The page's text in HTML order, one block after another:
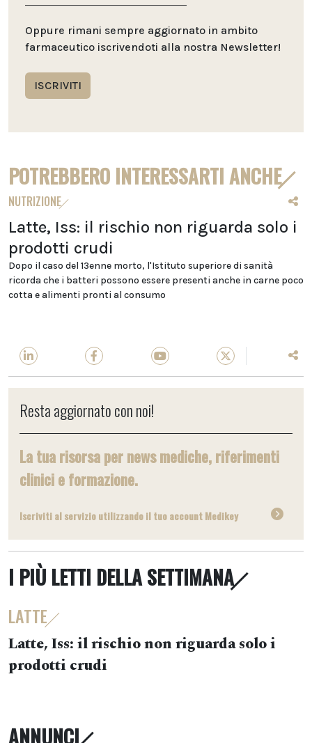
Oppure rimani sempre aggiornato in ambito
farmaceutico iscrivendoti alla nostra Newsletter!
ISCRIVITI
POTREBBERO INTERESSARTI ANCHE
NUTRIZIONE
Latte, Iss: il rischio non riguarda solo i
prodotti crudi
Dopo il caso del 13enne morto, l'Istituto superiore di sanità
ricorda che i batteri possono essere presenti anche in carne poco
cotta e alimenti pronti al consumo
Resta aggiornato con noi!
La tua risorsa per news mediche, riferimenti
clinici e formazione.
Iscriviti al servizio utilizzando il tuo account Medikey
I PIÙ LETTI DELLA SETTIMANA
LATTE
Latte, Iss: il rischio non riguarda solo i
prodotti crudi
ANNUNCI